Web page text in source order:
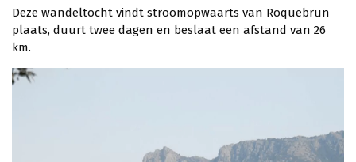
Deze wandeltocht vindt stroomopwaarts van Roquebrun
plaats, duurt twee dagen en beslaat een afstand van 26
km.